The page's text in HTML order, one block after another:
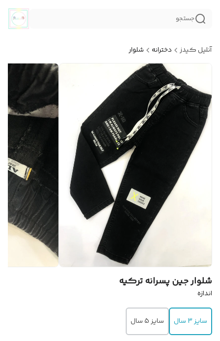
جستجو
آنلیل کیدز دخترانه شلوار
شلوار جین پسرانه ترکیه
اندازه
سایز 3 سال سایز 5 سال